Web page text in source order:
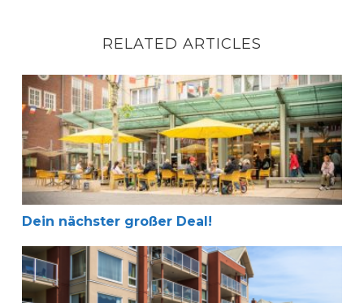
RELATED ARTICLES
Dein nächster großer Deal!
Dein nächster großer Deal!
👉[NEU] Rendite-Immobilien, 4,5% Rendite, 3,7% AfA